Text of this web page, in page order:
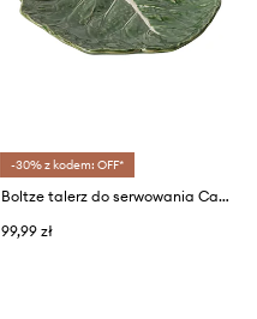
-30% z kodem: OFF*
Boltze talerz do serwowania Cabbage 22,5 cm
99,99 zł